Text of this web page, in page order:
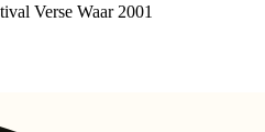
Verse Waar 2001